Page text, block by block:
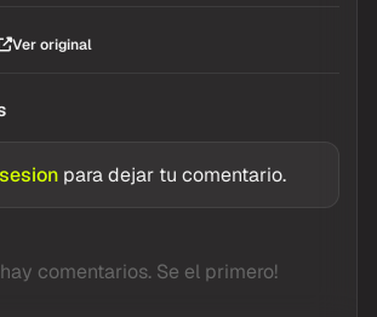
Ver original
para dejar tu comentario.
comentarios. Se el primero!